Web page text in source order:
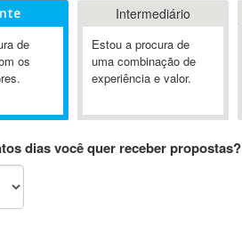
de
os
Intermediário
Estou a procura de
uma combinação de
experiência e valor.
dias você quer receber propostas?